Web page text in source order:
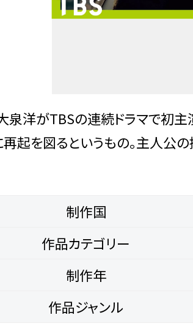
、大泉洋がTBSの連続ドラマで
起を図るというもの。主人公
制作国
作品カテゴリー
制作年
作品ジャンル